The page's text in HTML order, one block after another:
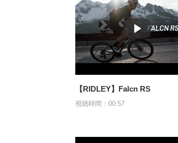
【RIDLEY】Falcn RS
視聴時間：00:57